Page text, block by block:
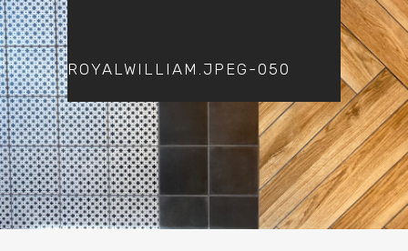
ROYALWILLIAM.JPEG-050